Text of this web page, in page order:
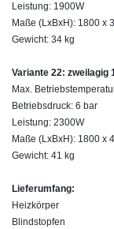
Leistung: 1900W
Maße (LxBxH): 1800 x
Gewicht: 34 kg
Variante 22: zweilagig
Max.
Betriebsdruck: 6 bar
Leistung: 2300W
Maße (LxBxH): 1800 x
Gewicht: 41 kg
Lieferumfang:
Heizkörper
Blindstopfen